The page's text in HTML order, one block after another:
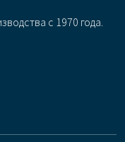
с 1970 года.